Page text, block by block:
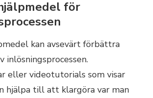
för
kan avsevärt förbättra
inlösningsprocessen.
eller videotutorials som visar
hjälpa till att klargöra var man